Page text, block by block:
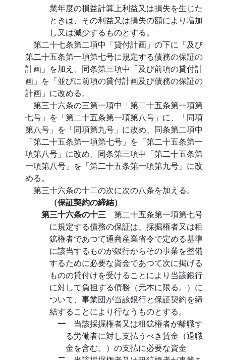
業年度の損益計算上利益又は損失を生じた
ときは、その利益又は損失の額により増加
し又は減少するものとする。
第二十七条第二項中「貸付計画」の下に「及び
第二十五条第一項第七号に規定する債務の保証の
計画」を加え、同条第三項中「及び前項の貸付計
画」を「並びに前項の貸付計画及び債務の保証の
計画」に改める。
第三十六条の三第一項中「第二十五条第一項第
七号」を「第二十五条第一項第八号」に、「同項
第八号」を「同項第九号」に改め、同条第二項中
「第二十五条第一項第七号」を「第二十五条第一
項第八号」に改め、同条第三項中「第二十五条第
一項第八号」を「第二十五条第一項第九号」に改
める。
第三十六条の十二の次に次の八条を加える。
（保証契約の締結）
第三十六条の十三 第二十五条第一項第七号
に規定する債務の保証は、採掘権者又は租
鉱権者であつて通商産業省令で定める基準
に該当するものが銀行からその事業を整備
するために必要な資金であつて次に掲げる
ものの貸付けを受けることにより当該銀行
に対して負担する債務（元本に限る。）に
ついて、事業団が当該銀行と保証契約を締
結することにより行なうものとする。
一 当該採掘権者又は租鉱権者が離職す
る労働者に対し支払うべき賃金（退職
金を含む。）の支払に必要な資金